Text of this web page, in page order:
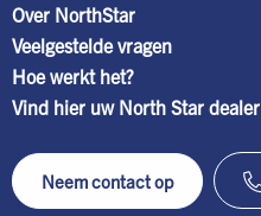
Over NorthStar
Veelgestelde vragen
Hoe werkt het?
Vind hier uw North Star dealer
Neem contact op